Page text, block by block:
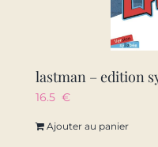
lastman – edition
16.5 €
Ajouter au panier